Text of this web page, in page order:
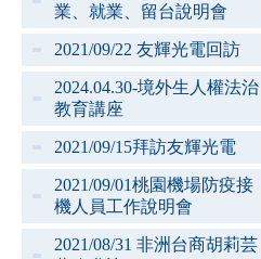
業、就業、留台說明會
2021/09/22 友輝光電回訪
2024.04.30-境外生人權法治
教育講座
2021/09/15拜訪友輝光電
2021/09/01桃園機場防疫接
機人員工作說明會
2021/08/31 非洲台商胡莉芸